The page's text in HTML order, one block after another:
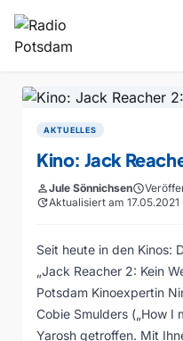
AKTUELLES
Kino: Jack
personJule Sönnichsenschedule
updateAktualisiert am 17.05.2021
Seit heute in den Kinos:
„Jack Reacher 2: Kein
Potsdam Kinoexpertin
Cobie Smulders („How I
Yarosh getroffen. Mit